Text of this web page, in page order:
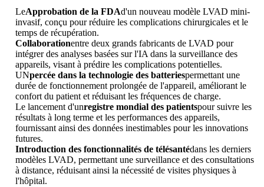
LeApprobation de la FDAd'un nouveau modèle LVAD mini-
invasif, conçu pour réduire les complications chirurgicales et le
temps de récupération.
Collaborationentre deux grands fabricants de LVAD pour
intégrer des analyses basées sur l'IA dans la surveillance des
appareils, visant à prédire les complications potentielles.
UNpercée dans la technologie des batteriespermettant une
durée de fonctionnement prolongée de l'appareil, améliorant le
confort du patient et réduisant les fréquences de charge.
Le lancement d'unregistre mondial des patientspour suivre les
résultats à long terme et les performances des appareils,
fournissant ainsi des données inestimables pour les innovations
futures.
Introduction des fonctionnalités de télésantédans les derniers
modèles LVAD, permettant une surveillance et des consultations
à distance, réduisant ainsi la nécessité de visites physiques à
l'hôpital.